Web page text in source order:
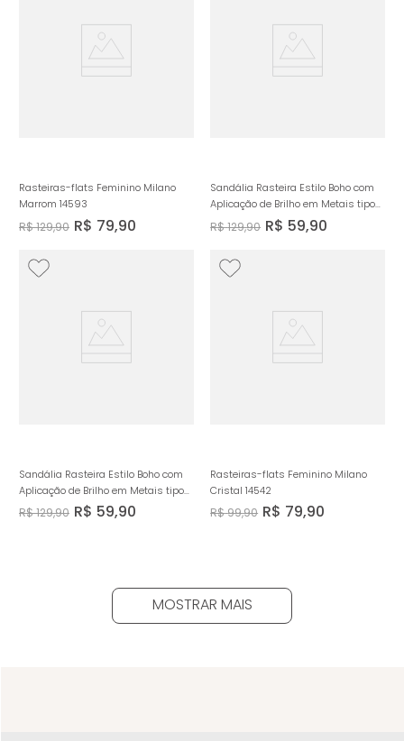
Rasteiras-flats Feminino Milano
Marrom 14593
R$129,90 R$ 79,90
Sandália Rasteira Estilo Boho com
Aplicação de Brilho em Metais tipo
Tachas e Rebites Feminino Milano
Ouro 14238
R$129,90 R$ 59,90
Sandália Rasteira Estilo Boho com
Aplicação de Brilho em Metais tipo
Tachas e Rebites Feminino Milano
Preto 14238
R$129,90 R$ 59,90
Rasteiras-flats Feminino Milano
Cristal 14542
R$99,90 R$ 79,90
MOSTRAR MAIS